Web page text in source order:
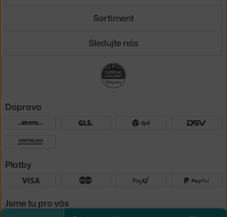
Sortiment
Sledujte nás
Doprava
Platby
Jsme tu pro vás